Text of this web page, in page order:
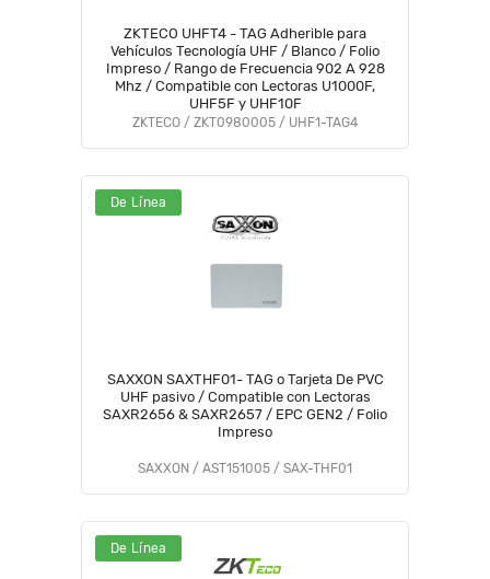
ZKTECO UHFT4 - TAG Adherible para
Vehículos Tecnología UHF / Blanco / Folio
Impreso / Rango de Frecuencia 902 A 928
Mhz / Compatible con Lectoras U1000F,
UHF5F y UHF10F
ZKTECO / ZKT0980005 / UHF1-TAG4
De Línea
SAXXON SAXTHF01- TAG o Tarjeta De PVC
UHF pasivo / Compatible con Lectoras
SAXR2656 & SAXR2657 / EPC GEN2 / Folio
Impreso
SAXXON / AST151005 / SAX-THF01
De Línea